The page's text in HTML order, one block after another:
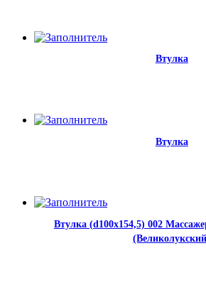
Втулка
Втулка
Втулка (d100x154,5) 002